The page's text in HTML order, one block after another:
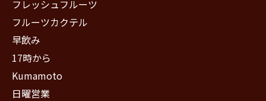
フレッシュフルーツ
フルーツカクテル
早飲み
17時から
Kumamoto
日曜営業